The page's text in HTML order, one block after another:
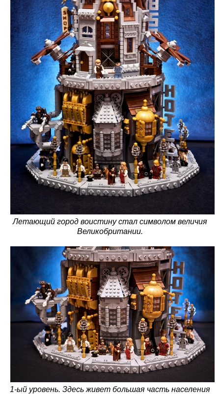
Летающий город воистину стал символом величия
Великобритании.
1-ый уровень. Здесь живет большая часть населения